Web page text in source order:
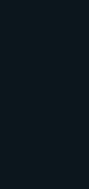
Schiffsführer
sondern
erteilter
überzahlter
auf das
die Klägerin auf
hfl nebst
Zur
weder nach